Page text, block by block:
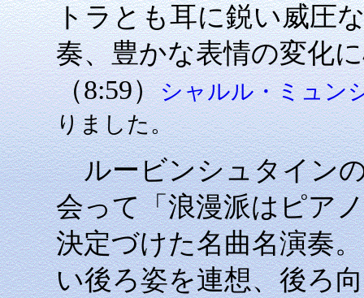
トラとも耳に鋭い威圧
奏、豊かな表情の変化
（8:59）シャルル・ミュン
りました。
ルービンシュタインの
会って「浪漫派はピア
決定づけた名曲名演奏
い後ろ姿を連想、後ろ